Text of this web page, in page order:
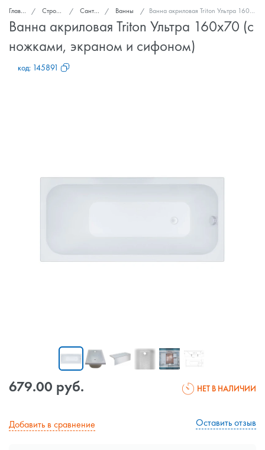
Главная Стройка и ремонт Сантехника Ванны Ванна акриловая Triton Ультра 160x70 (с ножками, экраном и сифоном)
Ванна акриловая Triton Ультра 160x70 (с
ножками, экраном и сифоном)
код: 145891
679.00 руб. НЕТ В НАЛИЧИИ
Добавить в сравнение Оставить отзыв